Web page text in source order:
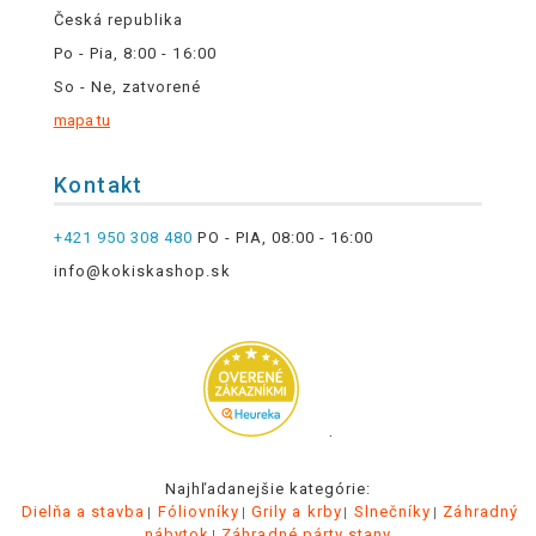
Česká republika
Po - Pia, 8:00 - 16:00
So - Ne, zatvorené
mapa tu
Kontakt
+421 950 308 480 PO - PIA, 08:00 - 16:00
info@kokiskashop.sk
.
Najhľadanejšie kategórie:
Dielňa a stavba
Fóliovníky Grily a krby Slnečníky
Záhradný